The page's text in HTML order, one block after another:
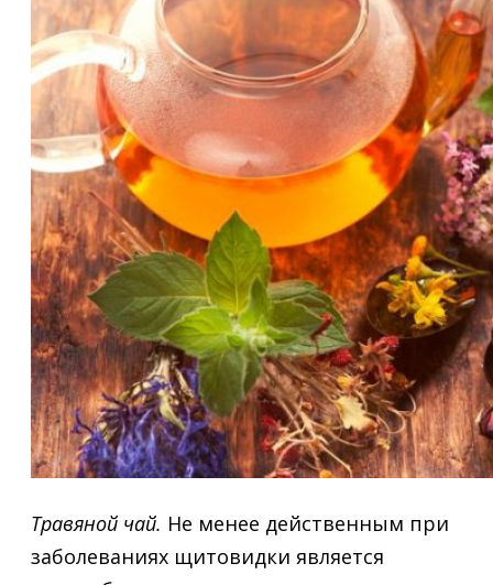
Травяной чай. Не менее действенным при
заболеваниях щитовидки является